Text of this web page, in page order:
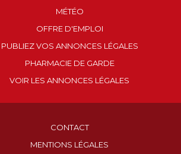
MÉTÉO
OFFRE D'EMPLOI
PUBLIEZ VOS ANNONCES LÉGALES
PHARMACIE DE GARDE
VOIR LES ANNONCES LÉGALES
CONTACT
MENTIONS LÉGALES